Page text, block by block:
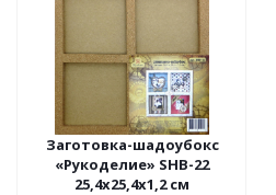
Заготовка-шадоубокс
«Рукоделие» SHB-22
25,4х25,4х1,2 см